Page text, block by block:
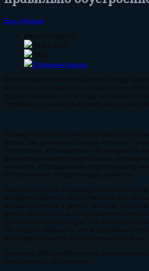
Без рубрики
Администратор
09.03.2017
2855
0 Комментариев
Психотерапевтическая работа всегда
проблемы, которая есть у посетителя.
трудности решаются в ходе нескольких
проблемы, для которых требуется
Однако в обоих случаях учитывается
места, где должны общаться психолог
посетитель. Установлено, что комфорт и
атмосфера имеют своеобразное влияние
человека. Исследования подтверждают,
обстановки не следует недооценивать.
Там, где ведется индивидуальный
предметы должны располагаться так,
оказался спиной к двери. Человек, который
двери, неосознанно испытывает чувство
бессознательно ожидает, что внезапно
Не следует забывать, что в подобных
неопределенности играет серьезную роль.
Психолог обязан обеспечить
безопасность посетителя.